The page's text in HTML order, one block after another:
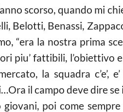
scorso, quando mi
Belotti, Benassi,
“era la nostra prima
piu’ fattibili, l’obiettivo
la squadra c’e’,
il campo deve dire se
poi come